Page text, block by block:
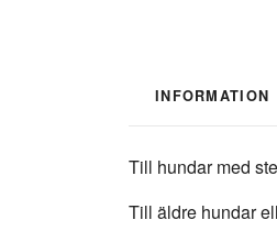
INFORMATION
Till hundar med
Till äldre hundar